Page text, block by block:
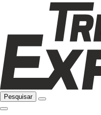
Pesquisar